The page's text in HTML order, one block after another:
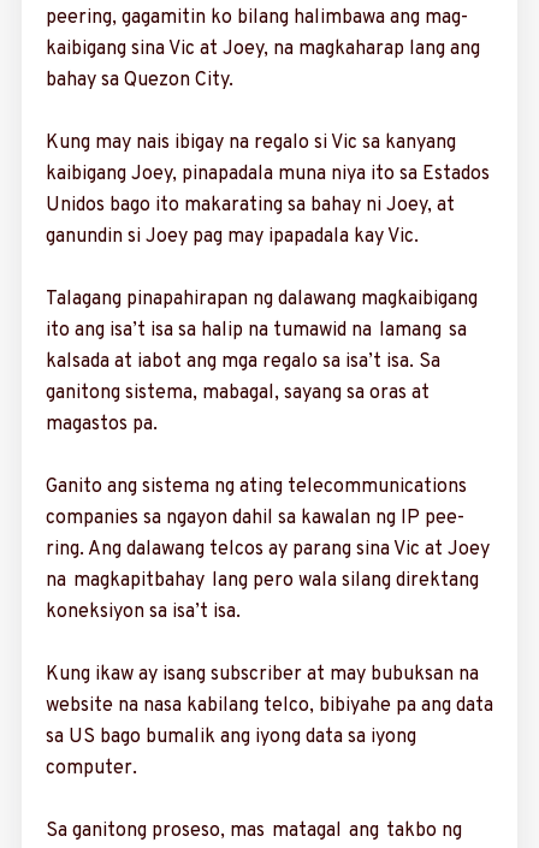
peering, gagamitin ko bilang halimbawa ang mag­
kaibigang sina Vic at Joey, na magkaharap lang ang
bahay sa Quezon City.
Kung may nais ­ibigay na regalo si Vic sa kanyang
kaibigang Joey, pina­padala muna niya ito sa Estados
Unidos bago ito makara­ting sa bahay ni Joey, at
ganundin si Joey pag may ipapadala kay Vic.
Talagang pinapahirapan ng dalawang magkaibigang
ito ang isa’t isa sa halip na tumawid na lamang sa
kalsada at iabot ang mga regalo sa isa’t isa. Sa
ganitong sistema, mabagal, sayang sa oras at
magastos pa.
Ganito ang ­sistema ng ating telecommunications
companies sa nga­­yon dahil sa ­kawalan ng IP pee­
ring. Ang ­dala­wang telcos ay parang sina Vic at Joey
na magkapitbahay lang pero wala silang direktang
koneksiyon sa isa’t isa.
Kung ikaw ay isang subscriber at may bubuksan na
website na nasa kabilang telco, bibiyahe pa ang data
sa US bago bumalik ang iyong data sa iyong
computer.
Sa ganitong proseso, mas matagal ang takbo ng